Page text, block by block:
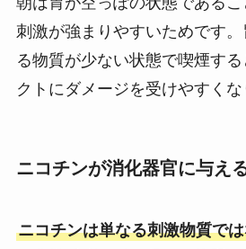
刺激が強まりやすいためです
る物質が少ない状態で喫煙す
クトにダメージを受けやすくな
ニコチンが消化器官に与え
ニコチンは単なる刺激物質で